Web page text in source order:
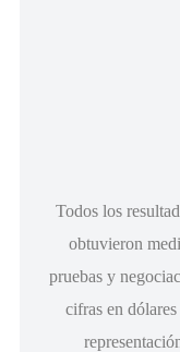
Todos los
obtuvieron
pruebas y
cifras en